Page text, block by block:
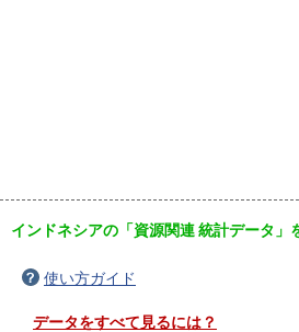
インドネシアの「資源関連 統計データ」
使い方ガイド
データをすべて見るには？